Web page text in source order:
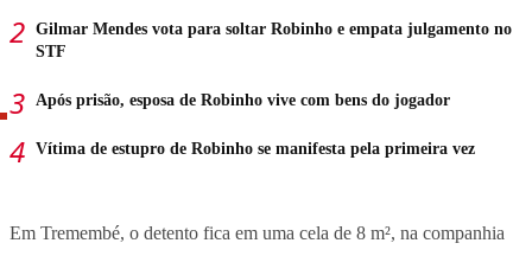
Gilmar Mendes vota para soltar Robinho e empata julgamento no
STF
Após prisão, esposa de Robinho vive com bens do jogador
Vítima de estupro de Robinho se manifesta pela primeira vez
Em Tremembé, o detento fica em uma cela de 8 m², na companhia